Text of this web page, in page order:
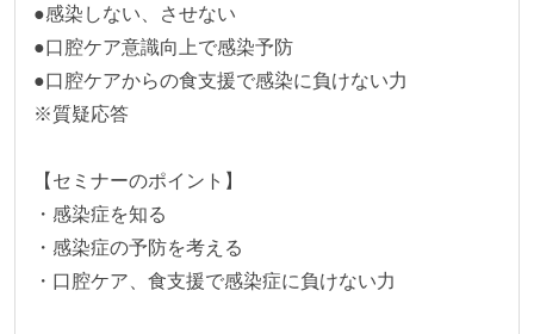
●感染しない、させない
●口腔ケア意識向上で感染予防
●口腔ケアからの食支援で感染に負けない力
※質疑応答
【セミナーのポイント】
・感染症を知る
・感染症の予防を考える
・口腔ケア、食支援で感染症に負けない力